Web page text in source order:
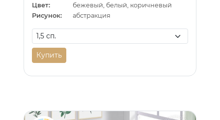
Цвет:
бежевый, белый, коричневый
Рисунок:
абстракция
Купить